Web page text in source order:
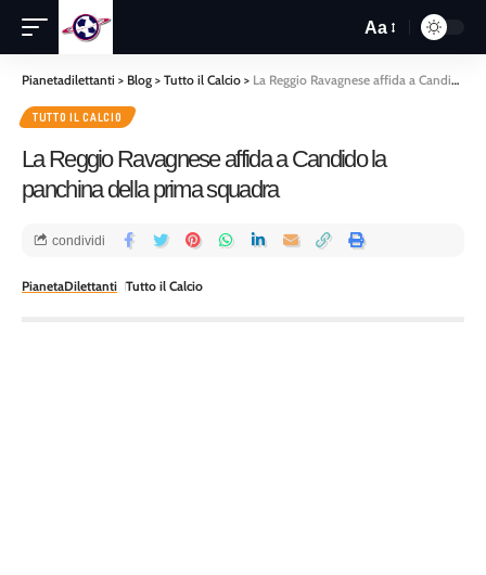
Aa
Pianetadilettanti > Blog > Tutto il Calcio > La Reggio Ravagnese affida a Candido la panchina della prima squadra
TUTTO IL CALCIO
La Reggio Ravagnese affida a Candido la
panchina della prima squadra
PianetaDilettanti Tutto il Calcio
condividi